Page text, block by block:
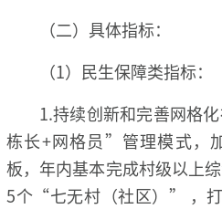
（二）具体指标：
（1）民生保障类指标：
1.持续创新和完善网格
栋长+网格员”管理模式，
板，年内基本完成村级以上
5个“七无村（社区）” ，